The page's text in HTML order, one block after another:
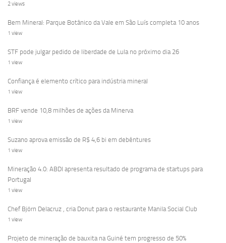
2 views
Bem Mineral: Parque Botânico da Vale em São Luís completa 10 anos
1 view
STF pode julgar pedido de liberdade de Lula no próximo dia 26
1 view
Confiança é elemento crítico para indústria mineral
1 view
BRF vende 10,8 milhões de ações da Minerva
1 view
Suzano aprova emissão de R$ 4,6 bi em debêntures
1 view
Mineração 4.0: ABDI apresenta resultado de programa de startups para
Portugal
1 view
Chef Björn Delacruz , cria Donut para o restaurante Manila Social Club
1 view
Projeto de mineração de bauxita na Guiné tem progresso de 50%